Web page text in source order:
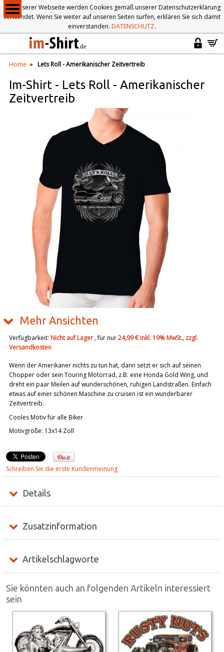
Auf unserer Webseite werden Cookies gemäß unserer Datenschutzerklärung
verwendet. Wenn Sie weiter auf unseren Seiten surfen, erklären Sie sich damit
einverstanden. DATENSCHUTZ.
Home Lets Roll - Amerikanischer Zeitvertreib
Im-Shirt - Lets Roll - Amerikanischer
Zeitvertreib
Mehr Ansichten
Wenn der Amerikaner nichts zu tun hat, dann setzt er sich auf seinen
Chopper oder sein Touring Motorrad, z.B. eine Honda Gold Wing, und
dreht ein paar Meilen auf wunderschönen, ruhigen Landstraßen. Einfach
etwas auf einer schönen Maschine zu cruisen ist ein wunderbarer
Zeitvertreib.
Cooles Motiv für alle Biker
Motivgröße: 13x14 Zoll
Verfügbarkeit: Nicht auf Lager, für nur24,99 € inkl. 19% MwSt., zzgl.
Versandkosten
Schreiben Sie die erste Kundenmeinung
Details
Zusatzinformation
Artikelschlagworte
Sie könnten auch an folgenden Artikeln interessiert
sein